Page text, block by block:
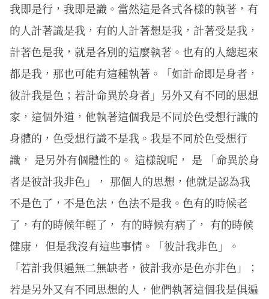
我即是行，我即是識。當然這是各式各樣的執著，有
的人計著識是我，有的人計著想是我，計著受是我，
計著色是我，就是各別的這麼執著。也有的人總起來
都是我，那也可能有這種執著。「如計命即是身者，
彼計我是色；若計命異於身者」另外又有不同的思想
家，這個外道，他執著這個我是不同於色受想行識的
身體的，色受想行識不是我。我是不同於色受想行
識， 是另外有個體性的。 這樣說呢， 是 「命異於身
者是彼計我非色」， 那個人的思想，他就是認為我
不是色了，不是色法，色法不是我。色有的時候老
了，有的時候年輕了， 有的時候有病了， 有的時候
健康， 但是我沒有這些事情。「彼計我非色」。
「若計我俱遍無二無缺者，彼計我亦是色亦非色」；
若是另外又有不同思想的人，他們執著這個我是俱遍